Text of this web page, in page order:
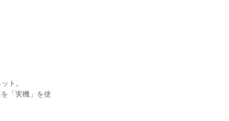
ト。
「実機」を使